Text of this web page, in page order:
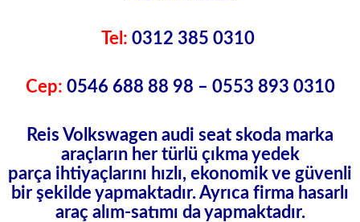
Tel: 0312 385 0310
Cep: 0546 688 88 98 – 0553 893 0310
Reis Volkswagen audi seat skoda marka
araçların her türlü çıkma yedek
parça ihtiyaçlarını hızlı, ekonomik ve güvenli
bir şekilde yapmaktadır. Ayrıca firma hasarlı
araç alım-satımı da yapmaktadır.